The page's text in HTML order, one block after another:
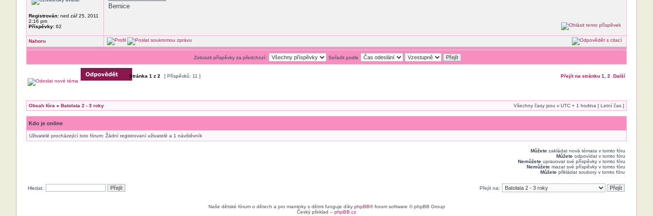
Registrován:ned zář 25, 2011
2:16 pm
Příspěvky:62
Bernice
Nahoru
Zobrazit příspěvky za předchozí: Seřadit podle
Stránka 1 z 2 [ Příspěvků: 11 ] Přejít na stránku 1 2 Další
Obsah fóra » Batolata 2 - 3 roky Všechny časy jsou v UTC + 1 hodina [ Letní čas ]
Kdo je online
Uživatelé procházející toto fórum: Žádní registrovaní uživatelé a 1 návštěvník
Můžetezakládat nová témata v tomto fóru
Můžeteodpovídat v tomto fóru
Nemůžeteupravovat své příspěvky v tomto fóru
Nemůžetemazat své příspěvky v tomto fóru
Můžetepřikládat soubory v tomto fóru
Hledat: Přejít na:
Naše dětské fórum o dětech a pro maminky s dětmi funguje díky phpBB® forum software © phpBB Group
Český překlad – phpBB.cz